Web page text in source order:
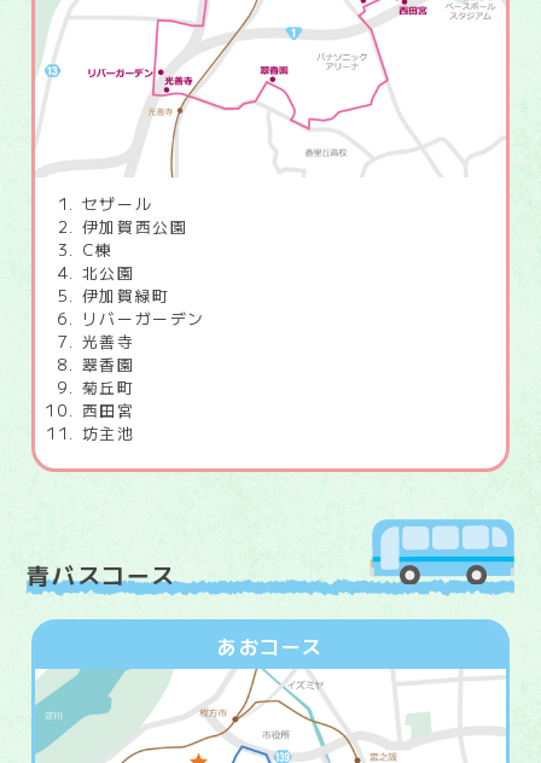
セザール
伊加賀西公園
C棟
北公園
伊加賀緑町
リバーガーデン
光善寺
翠香園
菊丘町
西田宮
坊主池
青バスコース
あおコース